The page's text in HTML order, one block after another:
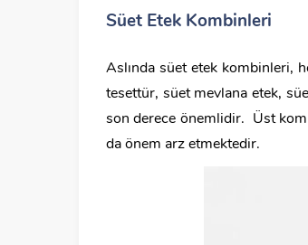
Süet Etek Kombinleri
Aslında süet etek kombinleri,
tesettür, süet mevlana etek,
son derece önemlidir. Üst
da önem arz etmektedir.